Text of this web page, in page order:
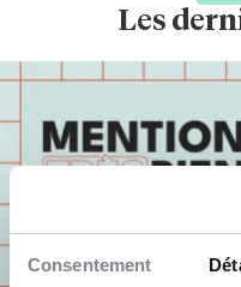
Consentement
Les